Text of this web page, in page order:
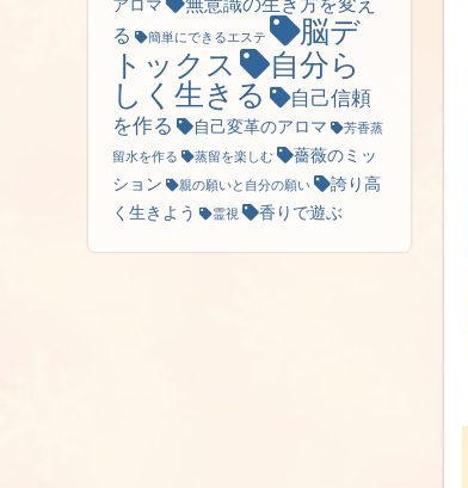
アロマ
無意識の生き方を変え
る
簡単にできるエステ
脳デ
トックス
自分ら
しく生きる
自己信頼
を作る
自己変革のアロマ
芳香蒸
留水を作る
蒸留を楽しむ
薔薇のミッ
ション
親の願いと自分の願い
誇り高
く生きよう
霊視 香りで遊ぶ